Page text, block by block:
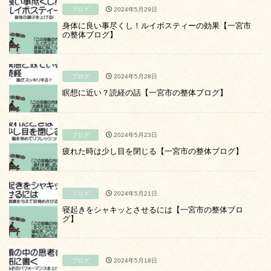
ブログ 2024年5月29日
身体に良い事尽くし！ルイボスティーの効果【一宮市
の整体ブログ】
ブログ 2024年5月28日
瞑想に近い？読経の話【一宮市の整体ブログ】
ブログ 2024年5月23日
疲れた時は少し目を閉じる【一宮市の整体ブログ】
ブログ 2024年5月21日
寝起きをシャキッとさせるには【一宮市の整体ブロ
グ】
ブログ 2024年5月18日